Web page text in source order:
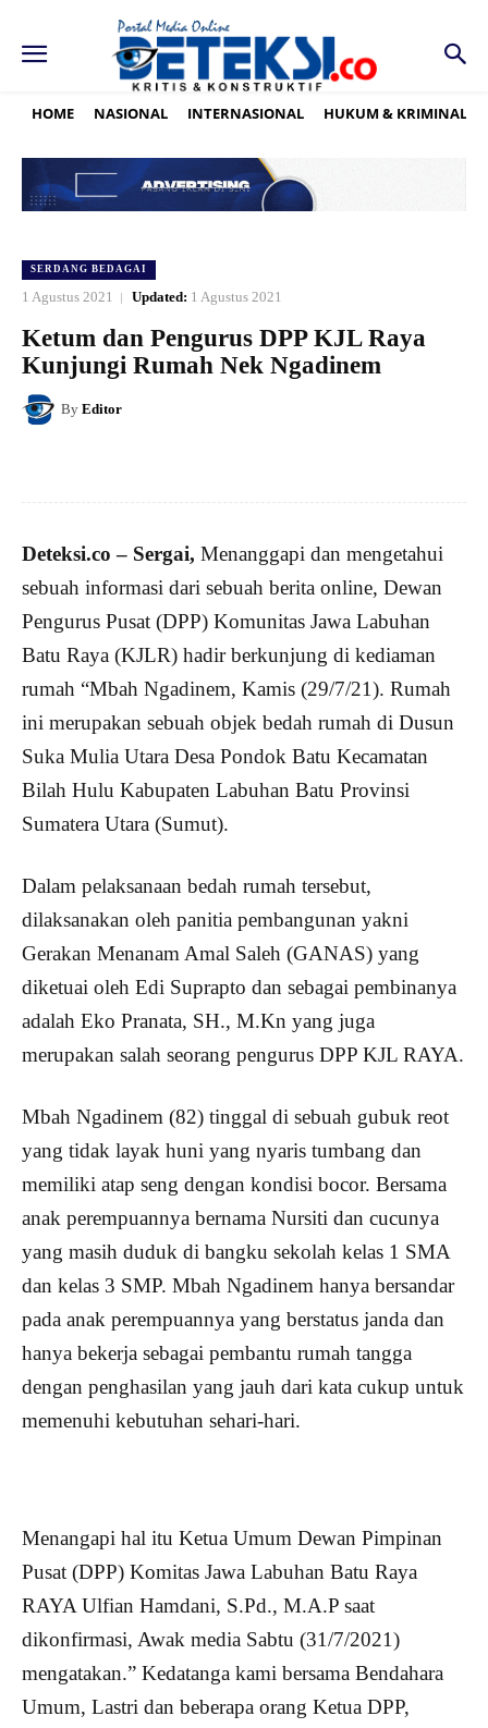
HOME NASIONAL INTERNASIONAL HUKUM & KRIMINAL
SERDANG BEDAGAI
1 Agustus 2021 Updated: 1 Agustus 2021
Ketum dan Pengurus DPP KJL Raya
Kunjungi Rumah Nek Ngadinem
By Editor
Deteksi.co – Sergai, Menanggapi dan mengetahui
sebuah informasi dari sebuah berita online, Dewan
Pengurus Pusat (DPP) Komunitas Jawa Labuhan
Batu Raya (KJLR) hadir berkunjung di kediaman
rumah “Mbah Ngadinem, Kamis (29/7/21). Rumah
ini merupakan sebuah objek bedah rumah di Dusun
Suka Mulia Utara Desa Pondok Batu Kecamatan
Bilah Hulu Kabupaten Labuhan Batu Provinsi
Sumatera Utara (Sumut).
Dalam pelaksanaan bedah rumah tersebut,
dilaksanakan oleh panitia pembangunan yakni
Gerakan Menanam Amal Saleh (GANAS) yang
diketuai oleh Edi Suprapto dan sebagai pembinanya
adalah Eko Pranata, SH., M.Kn yang juga
merupakan salah seorang pengurus DPP KJL RAYA.
Mbah Ngadinem (82) tinggal di sebuah gubuk reot
yang tidak layak huni yang nyaris tumbang dan
memiliki atap seng dengan kondisi bocor. Bersama
anak perempuannya bernama Nursiti dan cucunya
yang masih duduk di bangku sekolah kelas 1 SMA
dan kelas 3 SMP. Mbah Ngadinem hanya bersandar
pada anak perempuannya yang berstatus janda dan
hanya bekerja sebagai pembantu rumah tangga
dengan penghasilan yang jauh dari kata cukup untuk
memenuhi kebutuhan sehari-hari.
Menangapi hal itu Ketua Umum Dewan Pimpinan
Pusat (DPP) Komitas Jawa Labuhan Batu Raya
RAYA Ulfian Hamdani, S.Pd., M.A.P saat
dikonfirmasi, Awak media Sabtu (31/7/2021)
mengatakan.” Kedatanga kami bersama Bendahara
Umum, Lastri dan beberapa orang Ketua DPP,